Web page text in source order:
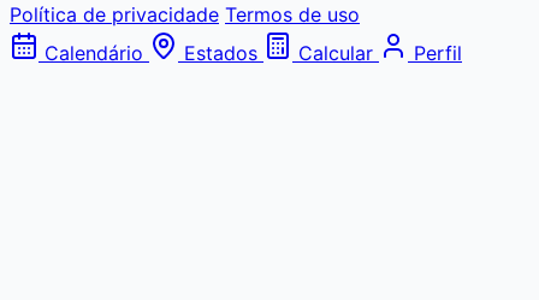
Política de privacidade Termos de uso
Calendário
Estados Calcular Perfil